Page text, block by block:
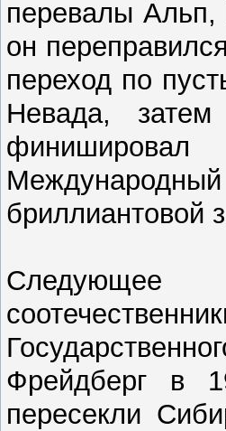
перевалы Альп,
он
переход по
Невада,
бриллиантовой
Следующее
Фрейдберг в
пересекли